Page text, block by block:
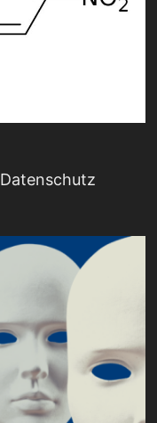
Datenschutz